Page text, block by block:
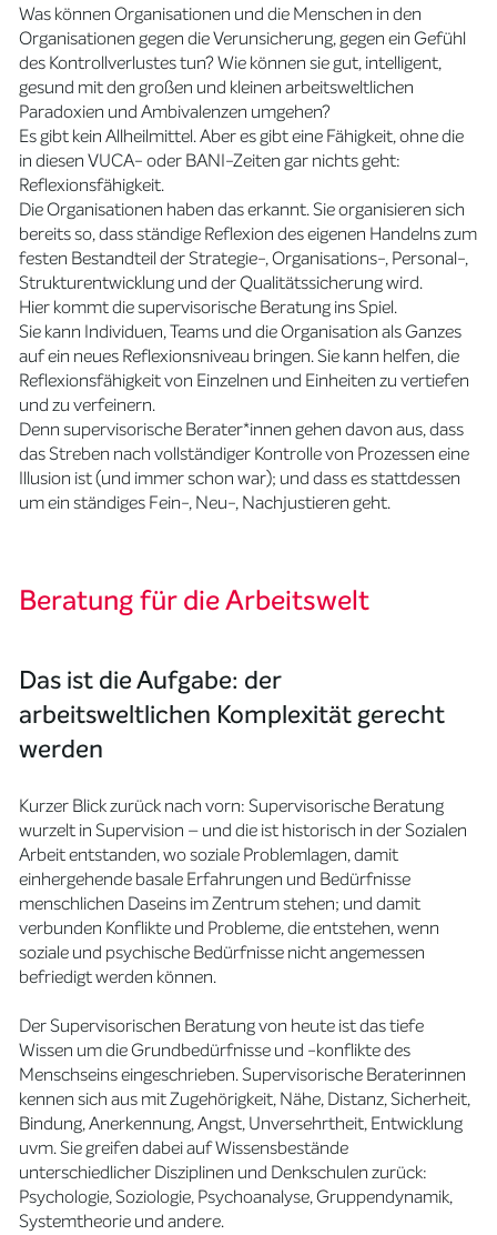
Was können Organisationen und die Menschen in den
Organisationen gegen die Verunsicherung, gegen ein Gefühl
des Kontrollverlustes tun? Wie können sie gut, intelligent,
gesund mit den großen und kleinen arbeitsweltlichen
Paradoxien und Ambivalenzen umgehen?
Es gibt kein Allheilmittel. Aber es gibt eine Fähigkeit, ohne die
in diesen VUCA- oder BANI-Zeiten gar nichts geht:
Reflexionsfähigkeit.
Die Organisationen haben das erkannt. Sie organisieren sich
bereits so, dass ständige Reflexion des eigenen Handelns zum
festen Bestandteil der Strategie-, Organisations-, Personal-,
Strukturentwicklung und der Qualitätssicherung wird.
Hier kommt die supervisorische Beratung ins Spiel.
Sie kann Individuen, Teams und die Organisation als Ganzes
auf ein neues Reflexionsniveau bringen. Sie kann helfen, die
Reflexionsfähigkeit von Einzelnen und Einheiten zu vertiefen
und zu verfeinern.
Denn supervisorische Berater*innen gehen davon aus, dass
das Streben nach vollständiger Kontrolle von Prozessen eine
Illusion ist (und immer schon war); und dass es stattdessen
um ein ständiges Fein-, Neu-, Nachjustieren geht.
Beratung für die Arbeitswelt
Das ist die Aufgabe: der
arbeitsweltlichen Komplexität gerecht
werden
Kurzer Blick zurück nach vorn: Supervisorische Beratung
wurzelt in Supervision – und die ist historisch in der Sozialen
Arbeit entstanden, wo soziale Problemlagen, damit
einhergehende basale Erfahrungen und Bedürfnisse
menschlichen Daseins im Zentrum stehen; und damit
verbunden Konflikte und Probleme, die entstehen, wenn
soziale und psychische Bedürfnisse nicht angemessen
befriedigt werden können.
Der Supervisorischen Beratung von heute ist das tiefe
Wissen um die Grundbedürfnisse und -konflikte des
Menschseins eingeschrieben. Supervisorische Beraterinnen
kennen sich aus mit Zugehörigkeit, Nähe, Distanz, Sicherheit,
Bindung, Anerkennung, Angst, Unversehrtheit, Entwicklung
uvm. Sie greifen dabei auf Wissensbestände
unterschiedlicher Disziplinen und Denkschulen zurück:
Psychologie, Soziologie, Psychoanalyse, Gruppendynamik,
Systemtheorie und andere.